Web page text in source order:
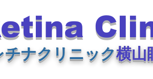
チナクリニック横山